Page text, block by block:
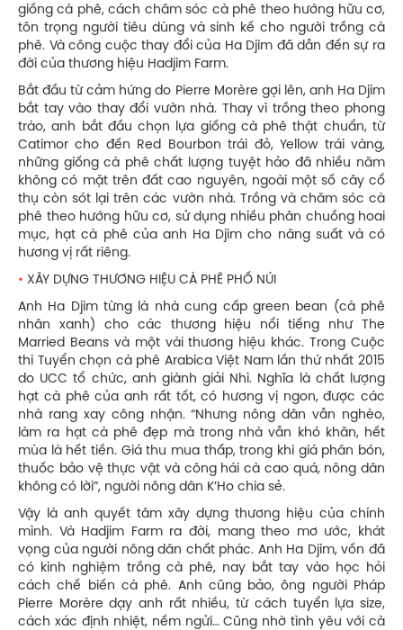
giống cà phê, cách chăm sóc cà phê theo hướng hữu cơ,
tôn trọng người tiêu dùng và sinh kế cho người trồng cà
phê. Và công cuộc thay đổi của Ha Djim đã dẫn đến sự ra
đời của thương hiệu Hadjim Farm.
Bắt đầu từ cảm hứng do Pierre Morère gợi lên, anh Ha Djim
bắt tay vào thay đổi vườn nhà. Thay vì trồng theo phong
trào, anh bắt đầu chọn lựa giống cà phê thật chuẩn, từ
Catimor cho đến Red Bourbon trái đỏ, Yellow trái vàng,
những giống cà phê chất lượng tuyệt hảo đã nhiều năm
không có mặt trên đất cao nguyên, ngoài một số cây cổ
thụ còn sót lại trên các vườn nhà. Trồng và chăm sóc cà
phê theo hướng hữu cơ, sử dụng nhiều phân chuồng hoai
mục, hạt cà phê của anh Ha Djim cho năng suất và có
hương vị rất riêng.
• XÂY DỰNG THƯƠNG HIỆU CÀ PHÊ PHỐ NÚI
Anh Ha Djim từng là nhà cung cấp green bean (cà phê
nhân xanh) cho các thương hiệu nổi tiếng như The
Married Beans và một vài thương hiệu khác. Trong Cuộc
thi Tuyển chọn cà phê Arabica Việt Nam lần thứ nhất 2015
do UCC tổ chức, anh giành giải Nhì. Nghĩa là chất lượng
hạt cà phê của anh rất tốt, có hương vị ngon, được các
nhà rang xay công nhận. “Nhưng nông dân vẫn nghèo,
làm ra hạt cà phê đẹp mà trong nhà vẫn khó khăn, hết
mùa là hết tiền. Giá thu mua thấp, trong khi giá phân bón,
thuốc bảo vệ thực vật và công hái cà cao quá, nông dân
không có lời”, người nông dân K’Ho chia sẻ.
Vậy là anh quyết tâm xây dựng thương hiệu của chính
mình. Và Hadjim Farm ra đời, mang theo mơ ước, khát
vọng của người nông dân chất phác. Anh Ha Djim, vốn đã
có kinh nghiệm trồng cà phê, nay bắt tay vào học hỏi
cách chế biến cà phê. Anh cũng bảo, ông người Pháp
Pierre Morère dạy anh rất nhiều, từ cách tuyển lựa size,
cách xác định nhiệt, nếm ngửi… Cũng nhờ tình yêu với cà